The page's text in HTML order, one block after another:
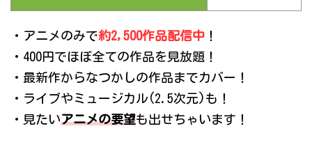
・アニメのみで約2,500作品配信中 ！
・400円でほぼ全ての作品を見放題！
・最新作からなつかしの作品までカバー！
・ライブやミュージカル(2.5次元)も！
・見たいアニメの要望も出せちゃいます！